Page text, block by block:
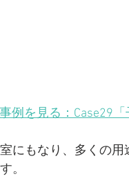
事例を見る：Case29
にもなり、多くの用
。